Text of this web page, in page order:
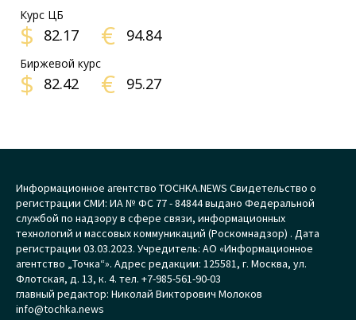
Курс ЦБ
$ 82.17 € 94.84
Биржевой курс
$ 82.42 € 95.27
Информационное агентство TOCHKA.NEWS Свидетельство о
регистрации СМИ: ИА № ФС 77 - 84844 выдано Федеральной
службой по надзору в сфере связи, информационных
технологий и массовых коммуникаций (Роскомнадзор) . Дата
регистрации 03.03.2023. Учредитель: АО «Информационное
агентство „Точка“». Адрес редакции: 125581, г. Москва, ул.
Флотская, д. 13, к. 4. тел. +7-985-561-90-03
главный редактор: Николай Викторович Молоков
info@tochka.news